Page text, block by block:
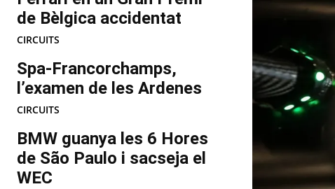
de Bèlgica accidentat
CIRCUITS
Spa-Francorchamps,
l’examen de les Ardenes
CIRCUITS
BMW guanya les 6 Hores
de São Paulo i sacseja el
WEC